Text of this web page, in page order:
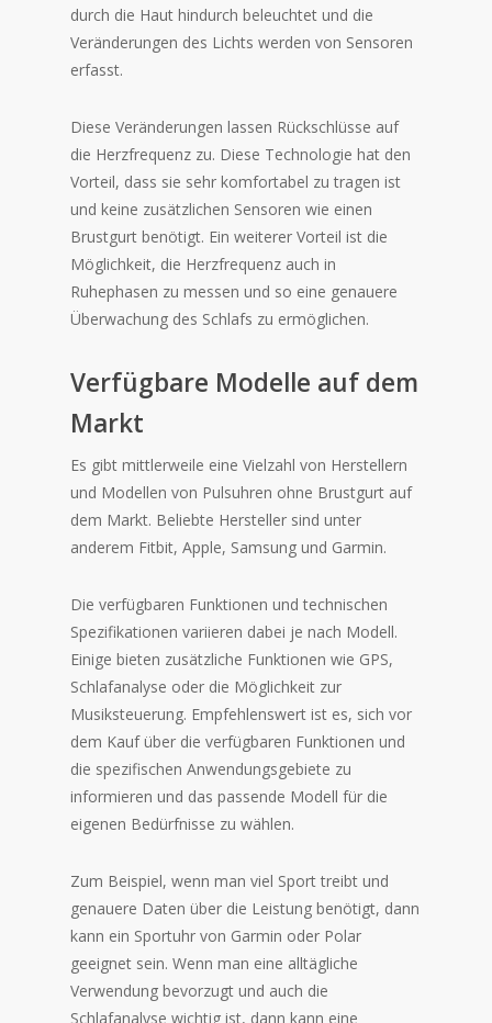
durch die Haut hindurch beleuchtet und die
Veränderungen des Lichts werden von Sensoren
erfasst.
Diese Veränderungen lassen Rückschlüsse auf
die Herzfrequenz zu. Diese Technologie hat den
Vorteil, dass sie sehr komfortabel zu tragen ist
und keine zusätzlichen Sensoren wie einen
Brustgurt benötigt. Ein weiterer Vorteil ist die
Möglichkeit, die Herzfrequenz auch in
Ruhephasen zu messen und so eine genauere
Überwachung des Schlafs zu ermöglichen.
Verfügbare Modelle auf dem
Markt
Es gibt mittlerweile eine Vielzahl von Herstellern
und Modellen von Pulsuhren ohne Brustgurt auf
dem Markt. Beliebte Hersteller sind unter
anderem Fitbit, Apple, Samsung und Garmin.
Die verfügbaren Funktionen und technischen
Spezifikationen variieren dabei je nach Modell.
Einige bieten zusätzliche Funktionen wie GPS,
Schlafanalyse oder die Möglichkeit zur
Musiksteuerung. Empfehlenswert ist es, sich vor
dem Kauf über die verfügbaren Funktionen und
die spezifischen Anwendungsgebiete zu
informieren und das passende Modell für die
eigenen Bedürfnisse zu wählen.
Zum Beispiel, wenn man viel Sport treibt und
genauere Daten über die Leistung benötigt, dann
kann ein Sportuhr von Garmin oder Polar
geeignet sein. Wenn man eine alltägliche
Verwendung bevorzugt und auch die
Schlafanalyse wichtig ist, dann kann eine